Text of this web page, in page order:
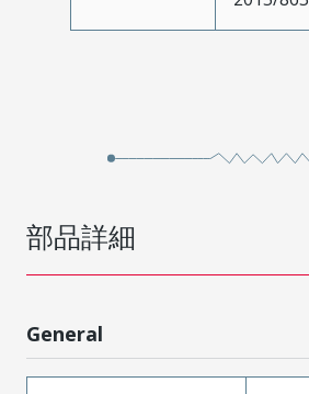
部品詳細
General